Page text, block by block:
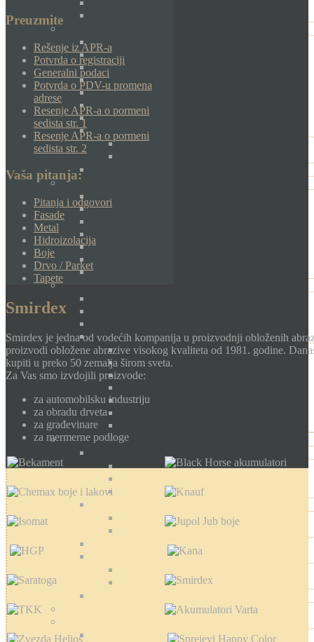
Preuzmite
Rešenje iz APR-a
Potvrda o registraciji
Generalni podaci
Potvrda o PDV-u promena
adrese
Resenje APR-a o pormeni
sedista str. 1
Resenje APR-a o pormeni
sedista str. 2
Vaša pitanja:
Pitanja i odgovori
Fasade
Metal
Hidroizolacija
Boje
Drvo / Parket
Tapete
Smirdex
Smirdex je jedna od vodećih kompanija u proizvodnji obloženih
proizvodi obložene abrazive visokog kvaliteta od 1981. godine.
kupiti u preko 50 zemalja širom sveta.
Za Vas smo izvdojili proizvode:
za automobilsku industriju
za obradu drveta
za građevinare
za mermerne podloge